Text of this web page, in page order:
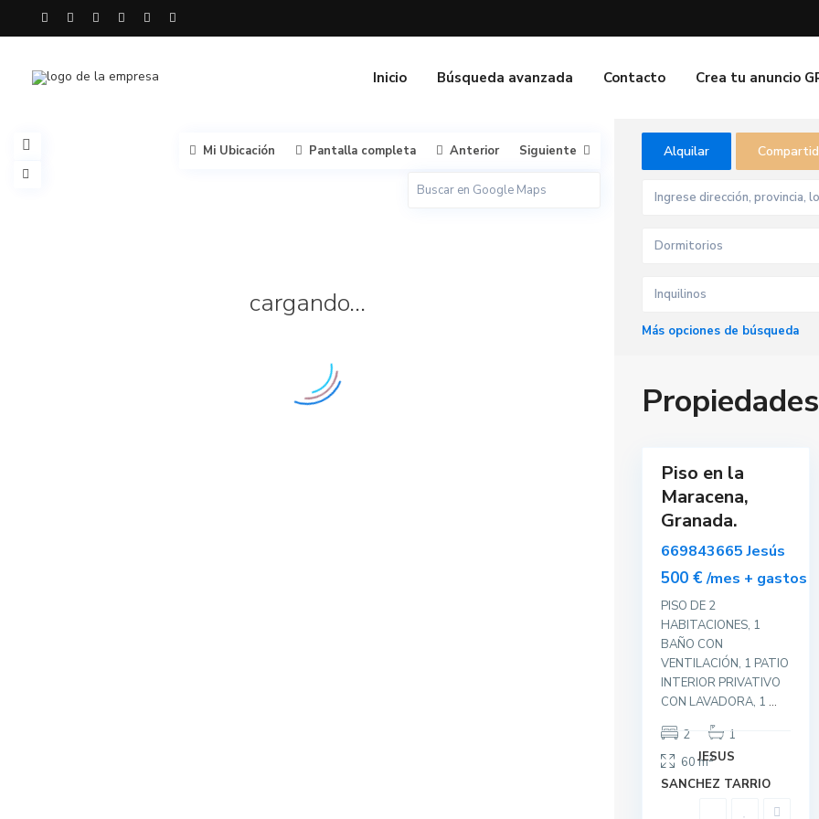
Inicio Búsqueda avanzada Contacto Crea tu anuncio
cargando...
Mi Ubicación Pantalla completa Anterior Siguiente Alquilar
Dormitorios
Inquilinos
Más opciones de búsqueda
c
e
Piso en la
Maracena,
Granada.
669843665 Jesús
500 €/mes + gastos
PISO DE 2
HABITACIONES, 1
BAÑO CON
VENTILACIÓN, 1 PATIO
INTERIOR PRIVATIVO
CON LAVADORA, 1 ...
2
1
60 m2
JESUS
SANCHEZ TARRIO